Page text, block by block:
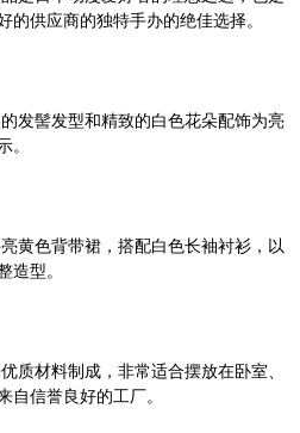
供应商的独特手办的绝佳选择。
发髻发型和精致的白色花朵配饰为亮
黄色背带裙，搭配白色长袖衬衫，以
型。
质材料制成，非常适合摆放在卧室、
信誉良好的工厂。